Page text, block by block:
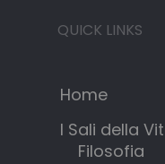
QUICK LINKS
Home
I Sali della
Filosofia